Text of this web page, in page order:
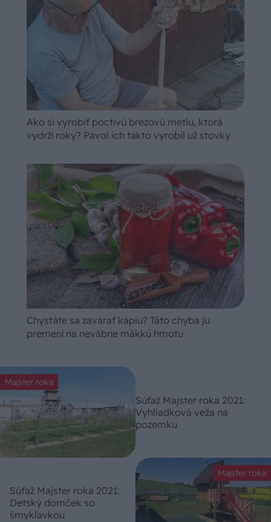
Ako si vyrobiť poctivú brezovú metlu, ktorá
vydrží roky? Pavol ich takto vyrobil už stovky
Chystáte sa zavárať kápiu? Táto chyba ju
premení na nevábne mäkkú hmotu
Majster roka
Súťaž Majster roka 2021:
Vyhliadková veža na
pozemku
Majster roka
Súťaž Majster roka 2021:
Detský domček so
šmykľavkou